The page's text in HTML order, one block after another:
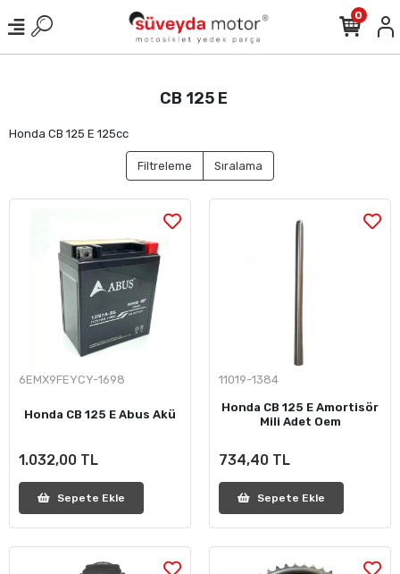
0
CB 125 E
Honda CB 125 E 125cc
Filtreleme Sıralama
6EMX9FEYCY-1698
Honda CB 125 E Abus Akü
1.032,00 TL
Sepete Ekle
11019-1384
Honda CB 125 E Amortisör
Mili Adet Oem
734,40 TL
Sepete Ekle